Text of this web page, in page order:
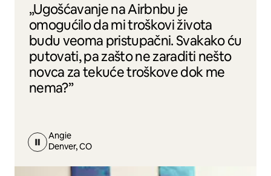
„Ugošćavanje na Airbnbu je
omogućilo da mi troškovi života
budu veoma pristupačni. Svakako ću
putovati, pa zašto ne zaraditi nešto
novca za tekuće troškove dok me
nema?”
Angie
Denver, CO